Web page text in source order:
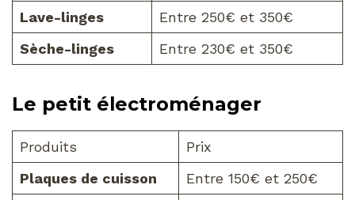
Lave-linges
Entre 250€ et 350€
Sèche-linges
Entre 230€ et 350€
Le petit électroménager
Produits
Prix
Plaques de cuisson
Entre 150€ et 250€